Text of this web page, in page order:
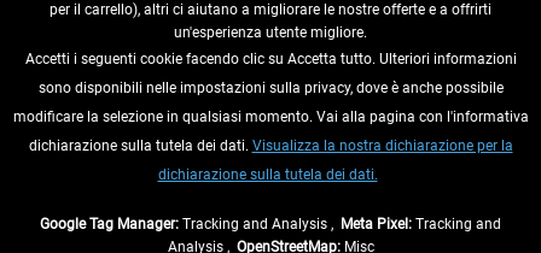
RECEDERE DAL CONTRATTO
INFORMAZIONI
per il carrello), altri ci aiutano a migliorare le nostre offerte e a offrirti
un'esperienza utente migliore.
Accetti i seguenti cookie facendo clic su Accetta tutto. Ulteriori informazioni
sono disponibili nelle impostazioni sulla privacy, dove è anche possibile
modificare la selezione in qualsiasi momento. Vai alla pagina con l'informativa
dichiarazione sulla tutela dei dati. Visualizza la nostra dichiarazione per la
dichiarazione sulla tutela dei dati.
Google Tag Manager: Tracking and Analysis , Meta Pixel: Tracking and
Analysis , OpenStreetMap:Misc